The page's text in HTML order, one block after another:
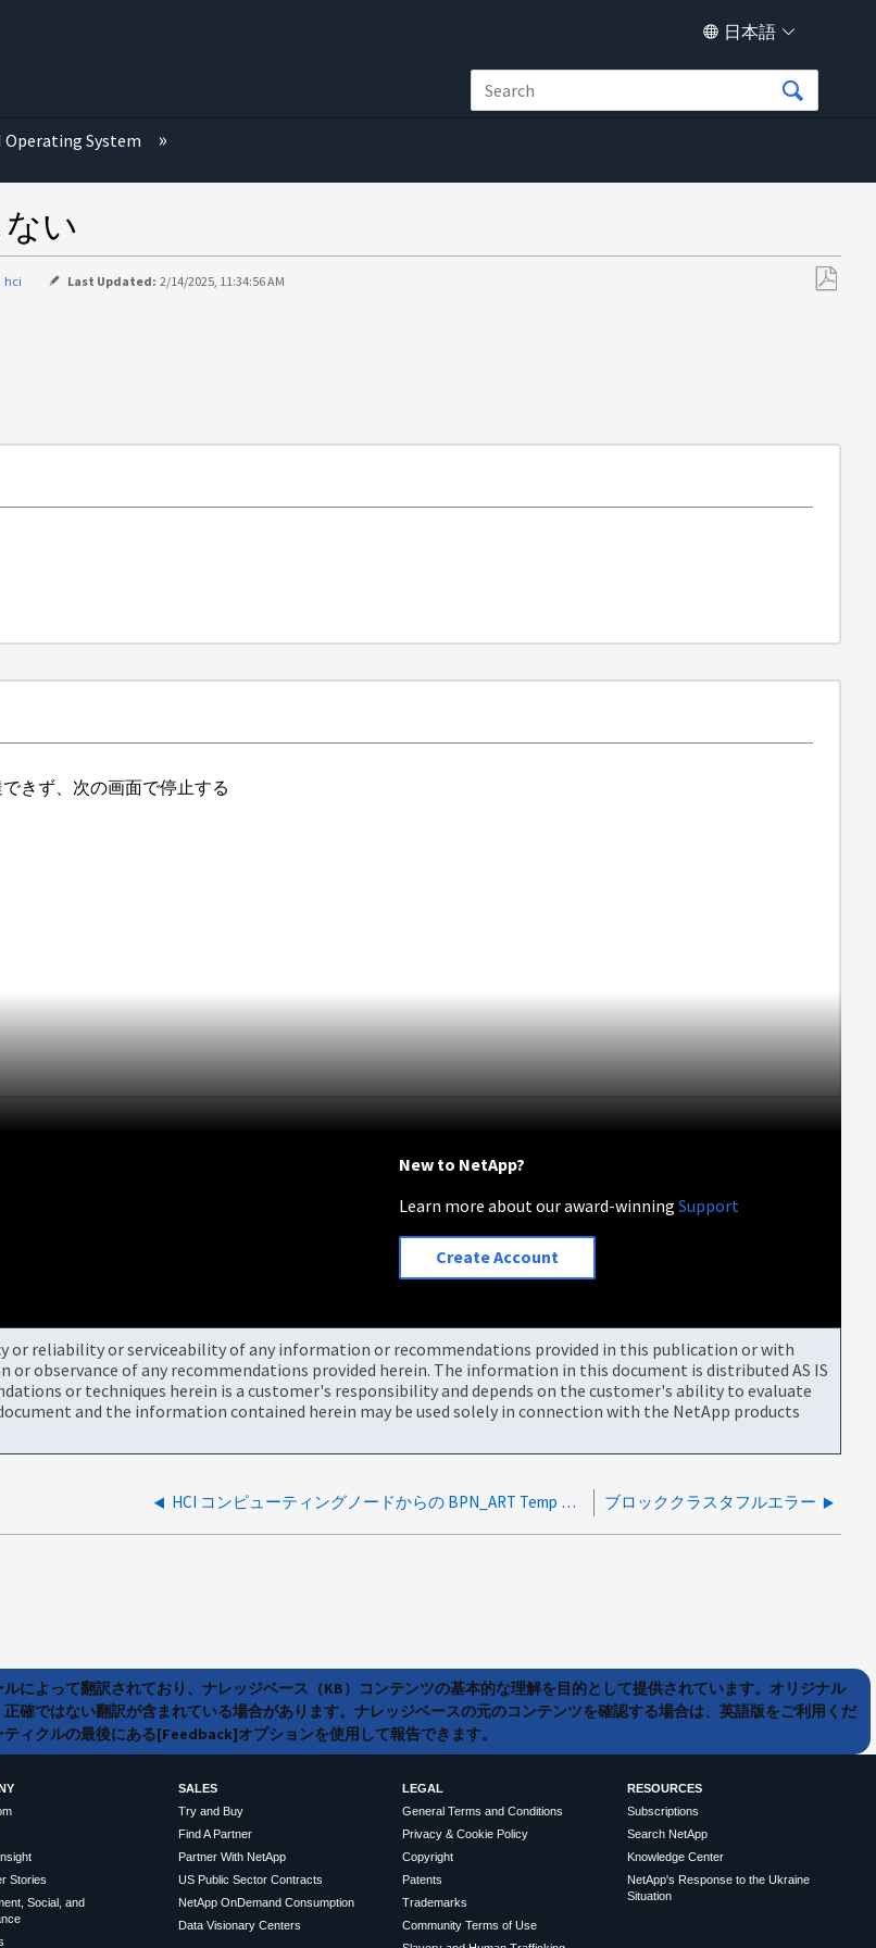
日本語
Operating System
い
hci Last Updated: 2/14/2025, 11:34:56 AM
きず、次の画面で停止する
New to NetApp?
Learn more about our award-winningSupport
Create Account
or reliability or serviceability of any information or recommendations provided in this publication or with
observance of any recommendations provided herein. The information in this document is distributed AS IS
or techniques herein is a customer's responsibility and depends on the customer's ability to evaluate
and the information contained herein may be used solely in connection with the NetApp products
HCI コンピューティングノードからの BPN_ART Temp 状態イベント ブロッククラスタフルエラー
によって翻訳されており、ナレッジベース（KB）コンテンツの基本的な理解を目的として提供されています。オリジナル
確ではない翻訳が含まれている場合があります。ナレッジベースの元のコンテンツを確認する場合は、英語版をご利用くだ
ィクルの最後にある[Feedback]オプションを使用して報告できます。
Stories
Social, and
SALES
Try and Buy
Find A Partner
Partner With NetApp
US Public Sector Contracts
NetApp OnDemand Consumption
Data Visionary Centers
LEGAL
General Terms and Conditions
Privacy & Cookie Policy
Copyright
Patents
Trademarks
Community Terms of Use
RESOURCES
Subscriptions
Search NetApp
Knowledge Center
NetApp's Response to the Ukraine
Situation